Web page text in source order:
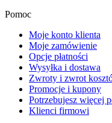
Pomoc
Moje konto klienta
Moje zamówienie
Opcje płatności
Wysyłka i dostawa
Zwroty i zwrot
Promocje i kupony
Potrzebujesz więcej
Klienci firmowi